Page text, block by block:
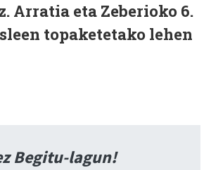
Arratia eta Zeberioko 6.
topaketetako lehen
Begitu-lagun!